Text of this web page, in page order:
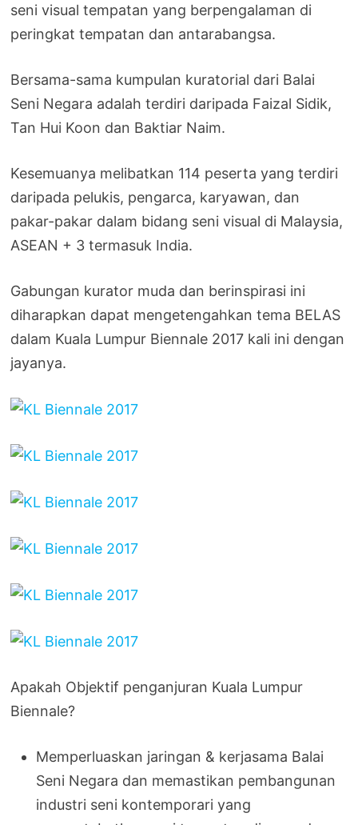
seni visual tempatan yang berpengalaman di
peringkat tempatan dan antarabangsa.
Bersama-sama kumpulan kuratorial dari Balai
Seni Negara adalah terdiri daripada Faizal Sidik,
Tan Hui Koon dan Baktiar Naim.
Kesemuanya melibatkan 114 peserta yang terdiri
daripada pelukis, pengarca, karyawan, dan
pakar-pakar dalam bidang seni visual di Malaysia,
ASEAN + 3 termasuk India.
Gabungan kurator muda dan berinspirasi ini
diharapkan dapat mengetengahkan tema BELAS
dalam Kuala Lumpur Biennale 2017 kali ini dengan
jayanya.
Apakah Objektif penganjuran Kuala Lumpur
Biennale?
Memperluaskan jaringan & kerjasama Balai
Seni Negara dan memastikan pembangunan
industri seni kontemporari yang